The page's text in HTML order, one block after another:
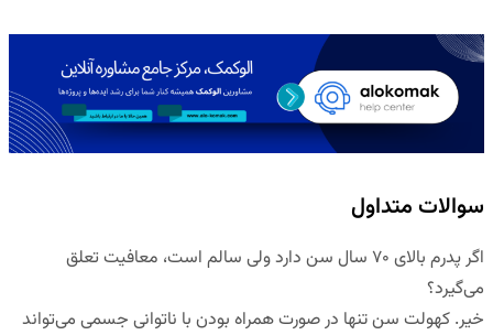
سوالات متداول
اگر پدرم بالای ۷۰ سال سن دارد ولی سالم است، معافیت تعلق
می‌گیرد؟
خیر. کهولت سن تنها در صورت همراه بودن با ناتوانی جسمی می‌تواند